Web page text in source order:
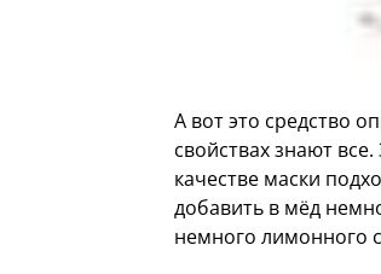
А вот это средство
свойствах знают
качестве маски
добавить в мёд
немного лимонного